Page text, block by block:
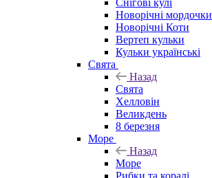
Снігові кулі
Новорічні мордочки
Новорічні Коти
Вертеп кульки
Кульки українські
Свята
Назад
Свята
Хелловін
Великдень
8 березня
Море
Назад
Море